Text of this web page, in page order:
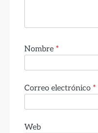
Nombre *
Correo electrónico *
Web